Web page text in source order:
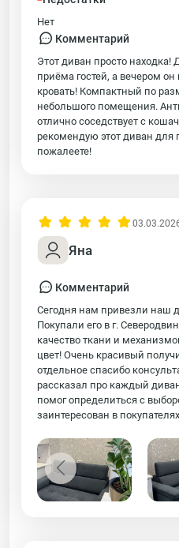
Нет
Комментарий
Этот диван просто находка!
приёма гостей, а вечером
кровать! Компактный по
небольшого помещения.
отлично соседствует с
рекомендую этот диван для
пожалеете!
Яна
Комментарий
Сегодня нам привезли наш
Покупали его в г.
качество ткани и
цвет! Очень красивый
отдельное спасибо
рассказал про каждый
помог определиться с
заинтересован в